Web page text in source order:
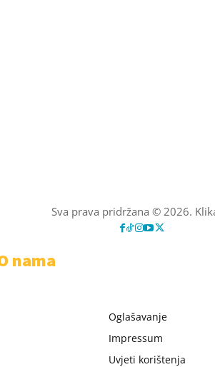
Sva prava pridržana © 2026.
nama
Oglašavanje
Impressum
Uvjeti korištenja